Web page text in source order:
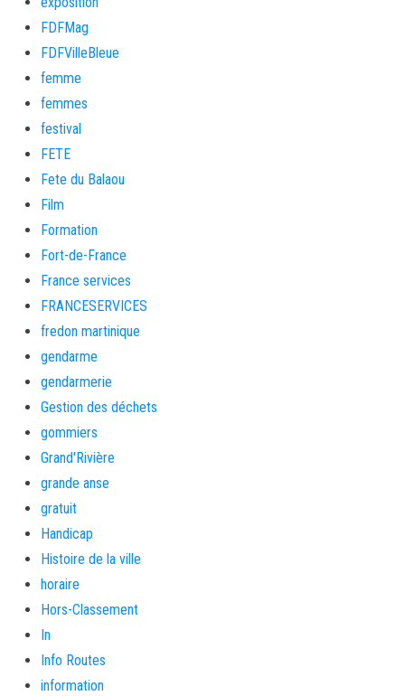
FDFMag
FDFVilleBleue
femme
femmes
festival
FETE
Fete du Balaou
Film
Formation
Fort-de-France
France services
FRANCESERVICES
fredon martinique
gendarme
gendarmerie
Gestion des déchets
gommiers
Grand'Rivière
grande anse
gratuit
Handicap
Histoire de la ville
horaire
Hors-Classement
In
Info Routes
information